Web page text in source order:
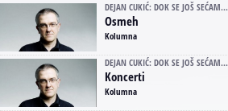
DEJAN CUKIĆ: DOK SE JOŠ SEĆAM...
Osmeh
Kolumna
DEJAN CUKIĆ: DOK SE JOŠ SEĆAM...
Koncerti
Kolumna